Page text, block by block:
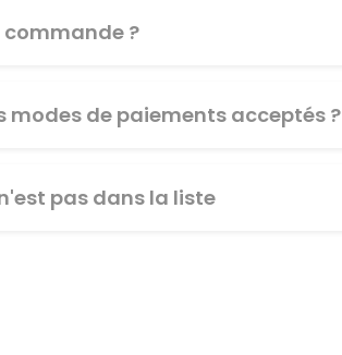
commande ?
modes de paiements acceptés ?
pas dans la liste